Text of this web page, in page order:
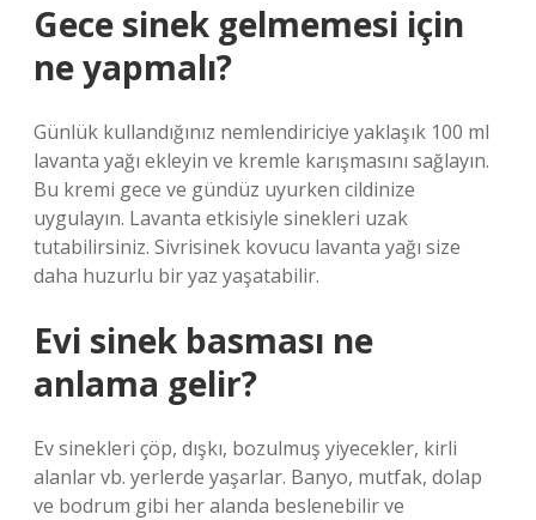
Gece sinek gelmemesi için
ne yapmalı?
Günlük kullandığınız nemlendiriciye yaklaşık 100 ml
lavanta yağı ekleyin ve kremle karışmasını sağlayın.
Bu kremi gece ve gündüz uyurken cildinize
uygulayın. Lavanta etkisiyle sinekleri uzak
tutabilirsiniz. Sivrisinek kovucu lavanta yağı size
daha huzurlu bir yaz yaşatabilir.
Evi sinek basması ne
anlama gelir?
Ev sinekleri çöp, dışkı, bozulmuş yiyecekler, kirli
alanlar vb. yerlerde yaşarlar. Banyo, mutfak, dolap
ve bodrum gibi her alanda beslenebilir ve